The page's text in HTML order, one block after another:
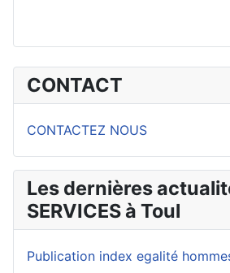
CONTACT
CONTACTEZ NOUS
Les dernières
SERVICES à Toul
Publication index egalité